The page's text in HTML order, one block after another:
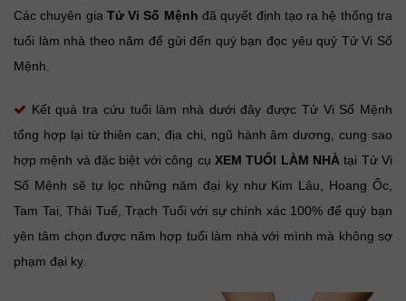
Các chuyên gia Tử Vi Số Mệnh đã quyết định tạo ra hệ thống tra
tuổi làm nhà theo năm để gửi đến quý bạn đọc yêu quý Tử Vi Số
Mệnh.
Kết quả tra cứu tuổi làm nhà dưới đây được Tử Vi Số Mệnh
tổng hợp lại từ thiên can, địa chi, ngũ hành âm dương, cung sao
hợp mệnh và đặc biệt với công cụ XEM TUỔI LÀM NHÀtại Tử Vi
Số Mệnh sẽ tự lọc những năm đại kỵ như Kim Lâu, Hoang Ốc,
Tam Tai, Thái Tuế, Trạch Tuổi với sự chính xác 100% để quý bạn
yên tâm chọn được năm hợp tuổi làm nhà với mình mà không sợ
phạm đại kỵ.